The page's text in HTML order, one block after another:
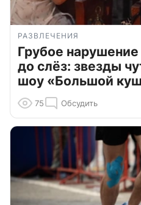
РАЗВЛЕЧЕНИЯ
Грубое нарушение
до слёз: звезды
шоу «Большой
75 Обсудить